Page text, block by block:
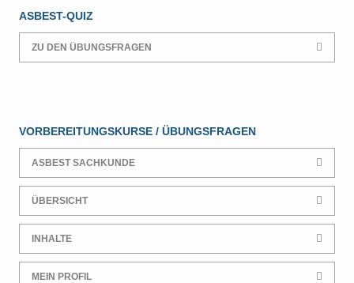
ASBEST-QUIZ
ZU DEN ÜBUNGSFRAGEN
VORBEREITUNGSKURSE / ÜBUNGSFRAGEN
ASBEST SACHKUNDE
ÜBERSICHT
INHALTE
MEIN PROFIL